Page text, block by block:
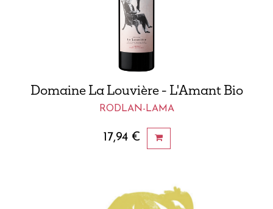
Domaine La Louvière - L'Amant Bio
RODLAN-LAMA
17,94€